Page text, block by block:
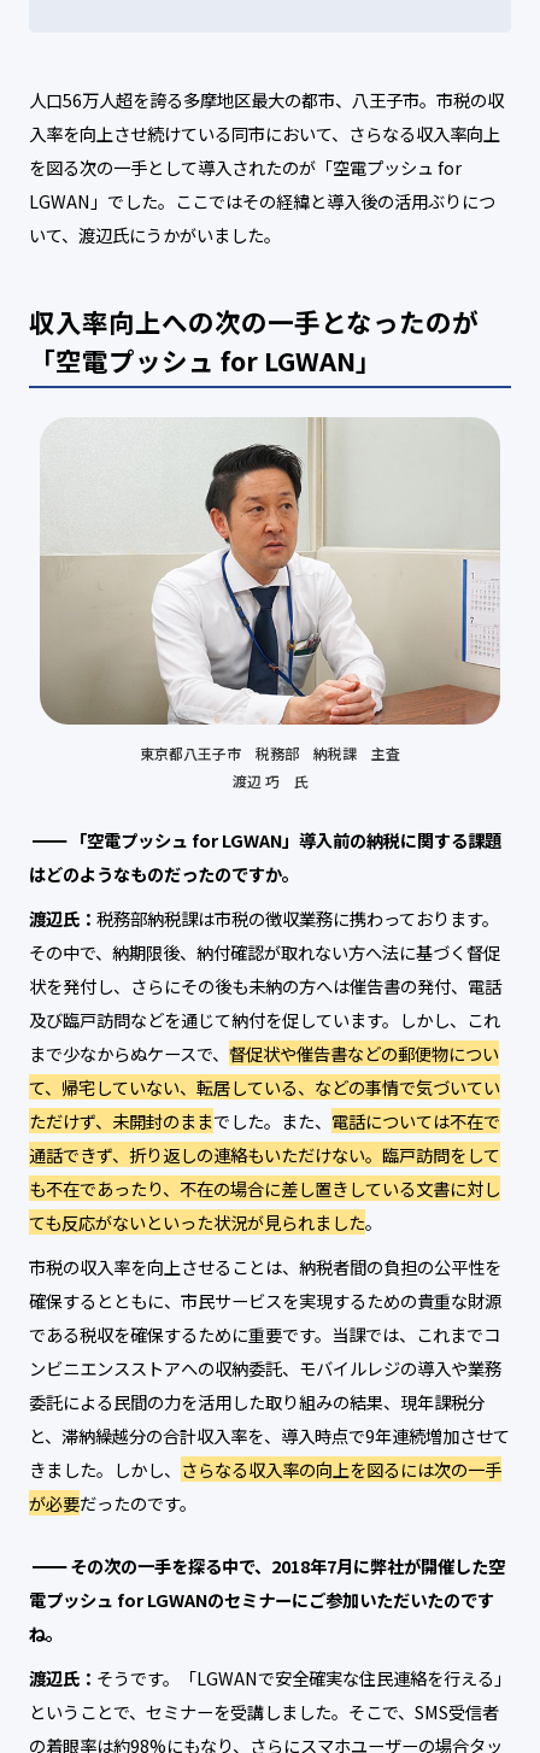
人口56万人超を誇る多摩地区最大の都市、八王子市。市税の収
入率を向上させ続けている同市において、さらなる収入率向上
を図る次の一手として導入されたのが「空電プッシュ for
LGWAN」でした。ここではその経緯と導入後の活用ぶりにつ
いて、渡辺氏にうかがいました。
収入率向上への次の一手となったのが
「空電プッシュ for LGWAN」
東京都八王子市 税務部 納税課 主査
渡辺 巧 氏
「空電プッシュ for LGWAN」導入前の納税に関する課題
はどのようなものだったのですか。
渡辺氏： 税務部納税課は市税の徴収業務に携わっております。
その中で、納期限後、納付確認が取れない方へ法に基づく督促
状を発付し、さらにその後も未納の方へは催告書の発付、電話
及び臨戸訪問などを通じて納付を促しています。しかし、これ
まで少なからぬケースで、 督促状や催告書などの郵便物につい
て、帰宅していない、転居している、などの事情で気づいてい
ただけず、未開封のままでした。また、 電話については不在で
通話できず、折り返しの連絡もいただけない。臨戸訪問をして
も不在であったり、不在の場合に差し置きしている文書に対し
ても反応がないといった状況が見られました。
市税の収入率を向上させることは、納税者間の負担の公平性を
確保するとともに、市民サービスを実現するための貴重な財源
である税収を確保するために重要です。当課では、これまでコ
ンビニエンスストアへの収納委託、モバイルレジの導入や業務
委託による民間の力を活用した取り組みの結果、現年課税分
と、滞納繰越分の合計収入率を、導入時点で9年連続増加させて
きました。しかし、 さらなる収入率の向上を図るには次の一手
が必要だったのです。
その次の一手を探る中で、2018年7月に弊社が開催した空
電プッシュ for LGWANのセミナーにご参加いただいたのです
ね。
渡辺氏： そうです。「LGWANで安全確実な住民連絡を行える」
ということで、セミナーを受講しました。そこで、SMS受信者
の着眼率は約98%にもなり、さらにスマホユーザーの場合タッ